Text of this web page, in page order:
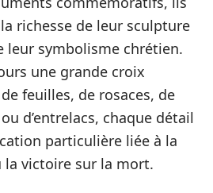
richesse de leur sculpture
leur symbolisme chrétien.
une grande croix
feuilles, de rosaces, de
d’entrelacs, chaque détail
particulière liée à la
la victoire sur la mort.